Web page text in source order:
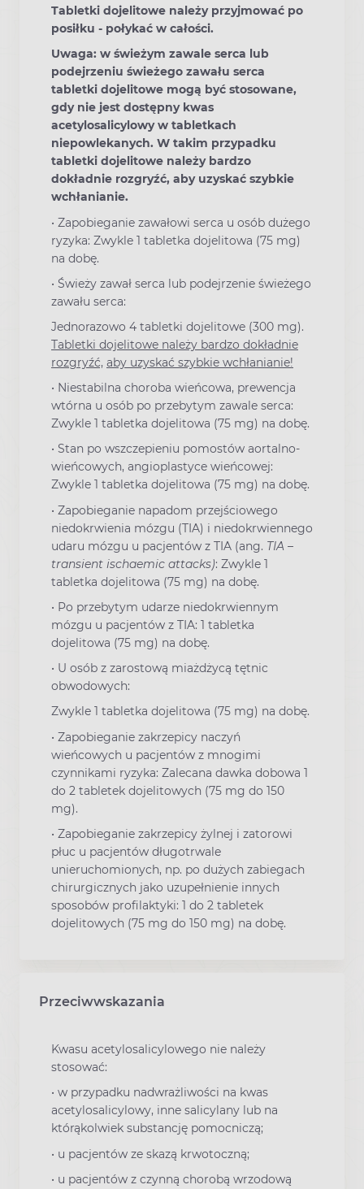
Tabletki dojelitowe należy przyjmować po
posiłku - połykać w całości.
Uwaga: w świeżym zawale serca lub
podejrzeniu świeżego zawału serca
tabletki dojelitowe mogą być stosowane,
gdy nie jest dostępny kwas
acetylosalicylowy w tabletkach
niepowlekanych. W takim przypadku
tabletki dojelitowe należy bardzo
dokładnie rozgryźć, aby uzyskać szybkie
wchłanianie.
• Zapobieganie zawałowi serca u osób dużego
ryzyka: Zwykle 1 tabletka dojelitowa (75 mg)
na dobę.
• Świeży zawał serca lub podejrzenie świeżego
zawału serca:
Jednorazowo 4 tabletki dojelitowe (300 mg).
Tabletki dojelitowe należy bardzo dokładnie
rozgryźć, aby uzyskać szybkie wchłanianie!
• Niestabilna choroba wieńcowa, prewencja
wtórna u osób po przebytym zawale serca:
Zwykle 1 tabletka dojelitowa (75 mg) na dobę.
• Stan po wszczepieniu pomostów aortalno-
wieńcowych, angioplastyce wieńcowej:
Zwykle 1 tabletka dojelitowa (75 mg) na dobę.
• Zapobieganie napadom przejściowego
niedokrwienia mózgu (TIA) i niedokrwiennego
udaru mózgu u pacjentów z TIA (ang. TIA –
transient ischaemic attacks): Zwykle 1
tabletka dojelitowa (75 mg) na dobę.
• Po przebytym udarze niedokrwiennym
mózgu u pacjentów z TIA: 1 tabletka
dojelitowa (75 mg) na dobę.
• U osób z zarostową miażdżycą tętnic
obwodowych:
Zwykle 1 tabletka dojelitowa (75 mg) na dobę.
• Zapobieganie zakrzepicy naczyń
wieńcowych u pacjentów z mnogimi
czynnikami ryzyka: Zalecana dawka dobowa 1
do 2 tabletek dojelitowych (75 mg do 150
mg).
• Zapobieganie zakrzepicy żylnej i zatorowi
płuc u pacjentów długotrwale
unieruchomionych, np. po dużych zabiegach
chirurgicznych jako uzupełnienie innych
sposobów profilaktyki: 1 do 2 tabletek
dojelitowych (75 mg do 150 mg) na dobę.
Przeciwwskazania
Kwasu acetylosalicylowego nie należy
stosować:
• w przypadku nadwrażliwości na kwas
acetylosalicylowy, inne salicylany lub na
którąkolwiek substancję pomocniczą;
• u pacjentów ze skazą krwotoczną;
• u pacjentów z czynną chorobą wrzodową